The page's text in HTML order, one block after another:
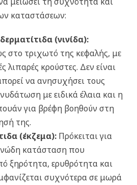
καταστάσεων:
(νινίδα):
στο τριχωτό της κεφαλής, με
λιπαρές κρούστες. Δεν είναι
να ανησυχήσει τους
με ειδικά έλαια και η
για βρέφη βοηθούν στη
της.
(έκζεμα):Πρόκειται για
κατάσταση που
ξηρότητα, ερυθρότητα και
συχνότερα σε μωρά